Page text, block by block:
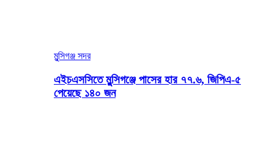
মুন্সিগঞ্জ সদর
এইচএসসিতে মুন্সিগঞ্জে পাসের হার ৭৭.৬, জিপিএ-৫
পেয়েছে ১৪০ জন